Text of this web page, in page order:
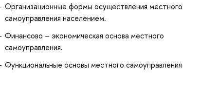
Организационные формы осуществления местного
самоуправления населением.
Финансово – экономическая основа местного
самоуправления.
Функциональные основы местного самоуправления